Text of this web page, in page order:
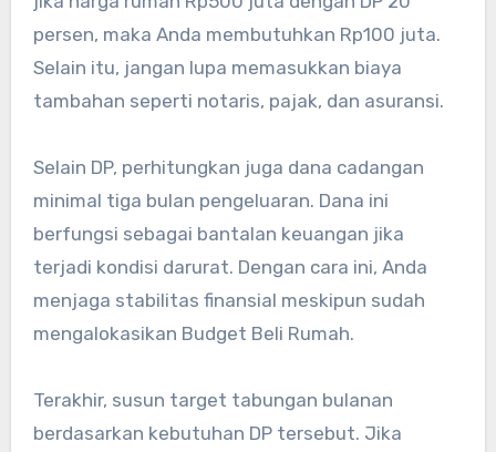
persen, maka Anda membutuhkan Rp100 juta.
Selain itu, jangan lupa memasukkan biaya
tambahan seperti notaris, pajak, dan asuransi.
Selain DP, perhitungkan juga dana cadangan
minimal tiga bulan pengeluaran. Dana ini
berfungsi sebagai bantalan keuangan jika
terjadi kondisi darurat. Dengan cara ini, Anda
menjaga stabilitas finansial meskipun sudah
mengalokasikan Budget Beli Rumah.
Terakhir, susun target tabungan bulanan
berdasarkan kebutuhan DP tersebut. Jika